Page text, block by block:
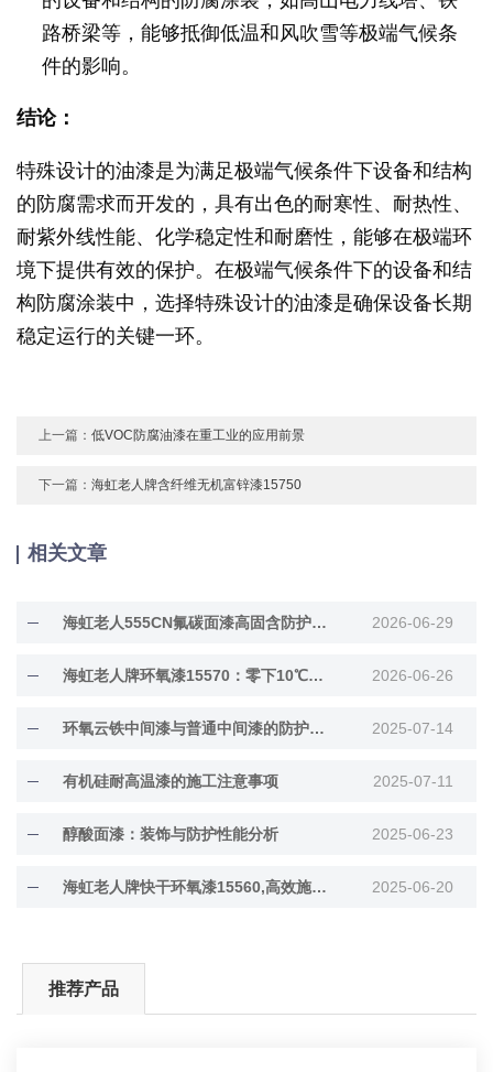
路桥梁等，能够抵御低温和风吹雪等极端气候条
件的影响。
结论：
特殊设计的油漆是为满足极端气候条件下设备和结构
的防腐需求而开发的，具有出色的耐寒性、耐热性、
耐紫外线性能、化学稳定性和耐磨性，能够在极端环
境下提供有效的保护。在极端气候条件下的设备和结
构防腐涂装中，选择特殊设计的油漆是确保设备长期
稳定运行的关键一环。
上一篇：低VOC防腐油漆在重工业的应用前景
下一篇：海虹老人牌含纤维无机富锌漆15750
相关文章
海虹老人555CN氟碳面漆高固含防护面漆 2026-06-29
海虹老人牌环氧漆15570：零下10℃低温固化 2026-06-26
环氧云铁中间漆与普通中间漆的防护差异解析 2025-07-14
有机硅耐高温漆的施工注意事项 2025-07-11
醇酸面漆：装饰与防护性能分析 2025-06-23
海虹老人牌快干环氧漆15560,高效施工与长效防··· 2025-06-20
推荐产品